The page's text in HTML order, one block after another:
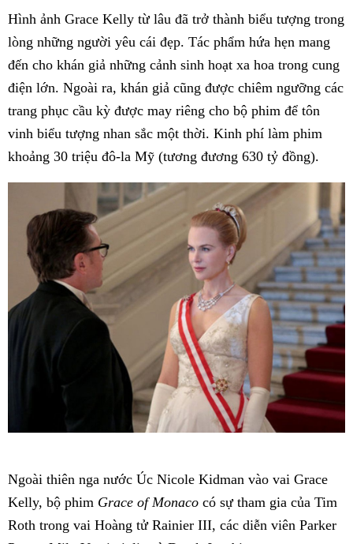
Hình ảnh Grace Kelly từ lâu đã trở thành biểu tượng trong
lòng những người yêu cái đẹp. Tác phẩm hứa hẹn mang
đến cho khán giả những cảnh sinh hoạt xa hoa trong cung
điện lớn. Ngoài ra, khán giả cũng được chiêm ngưỡng các
trang phục cầu kỳ được may riêng cho bộ phim để tôn
vinh biểu tượng nhan sắc một thời. Kinh phí làm phim
khoảng 30 triệu đô-la Mỹ (tương đương 630 tỷ đồng).
Ngoài thiên nga nước Úc Nicole Kidman vào vai Grace
Kelly, bộ phim Grace of Monaco có sự tham gia của Tim
Roth trong vai Hoàng tử Rainier III, các diễn viên Parker